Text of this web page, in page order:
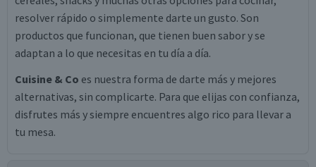
resolver rápido o simplemente darte un gusto. Son
productos que funcionan, que tienen buen sabor y se
adaptan a lo que necesitas en tu día a día.
Cuisine & Co es nuestra forma de darte más y mejores
alternativas, sin complicarte. Para que elijas con confianza,
disfrutes más y siempre encuentres algo rico para llevar a
tu mesa.